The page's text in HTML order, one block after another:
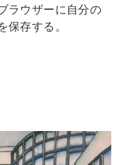
ラウザーに自分の
存する。